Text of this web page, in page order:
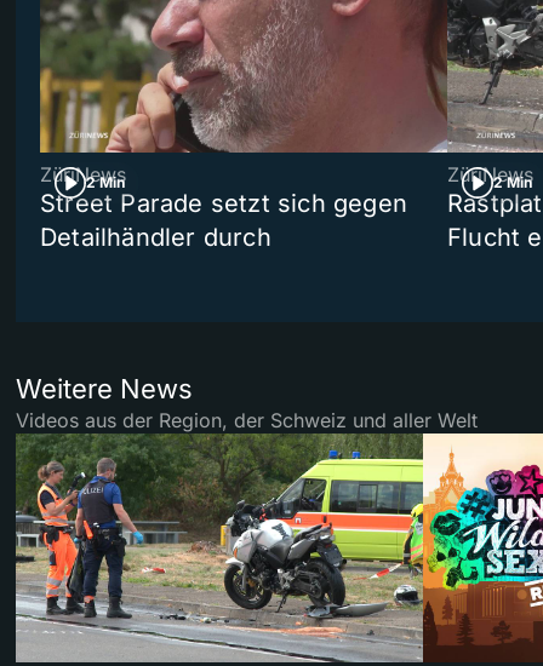
2 Min
ZüriNews
Street Parade setzt sich gegen
Detailhändler durch
2 Min
ZüriNews
Flucht
Weitere News
Videos aus der Region, der Schweiz und aller Welt